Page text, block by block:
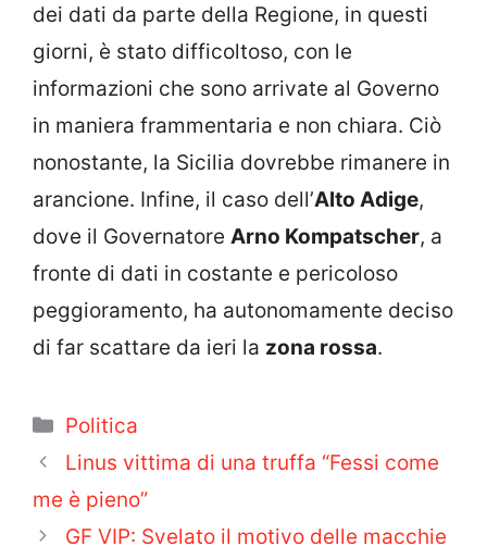
dei dati da parte della Regione, in questi
giorni, è stato difficoltoso, con le
informazioni che sono arrivate al Governo
in maniera frammentaria e non chiara. Ciò
nonostante, la Sicilia dovrebbe rimanere in
arancione. Infine, il caso dell’Alto Adige,
dove il Governatore Arno Kompatscher, a
fronte di dati in costante e pericoloso
peggioramento, ha autonomamente deciso
di far scattare da ieri la zona rossa.
Categorie
Politica
Linus vittima di una truffa “Fessi come
me è pieno”
GF VIP: Svelato il motivo delle macchie